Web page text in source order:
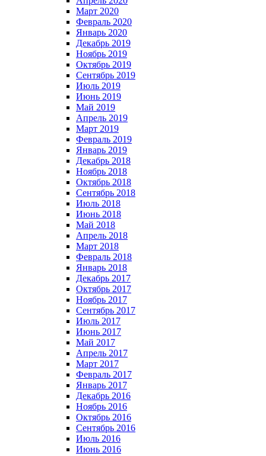
Март 2020
Февраль 2020
Январь 2020
Декабрь 2019
Ноябрь 2019
Октябрь 2019
Сентябрь 2019
Июль 2019
Июнь 2019
Май 2019
Апрель 2019
Март 2019
Февраль 2019
Январь 2019
Декабрь 2018
Ноябрь 2018
Октябрь 2018
Сентябрь 2018
Июль 2018
Июнь 2018
Май 2018
Апрель 2018
Март 2018
Февраль 2018
Январь 2018
Декабрь 2017
Октябрь 2017
Ноябрь 2017
Сентябрь 2017
Июль 2017
Июнь 2017
Май 2017
Апрель 2017
Март 2017
Февраль 2017
Январь 2017
Декабрь 2016
Ноябрь 2016
Октябрь 2016
Сентябрь 2016
Июль 2016
Июнь 2016